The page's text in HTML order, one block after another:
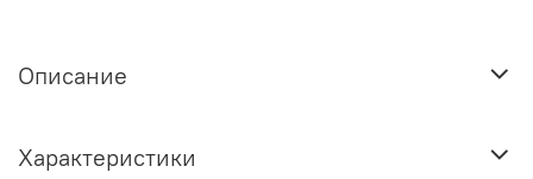
Описание
Характеристики